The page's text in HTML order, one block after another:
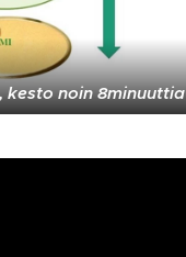
noin 8minuuttia